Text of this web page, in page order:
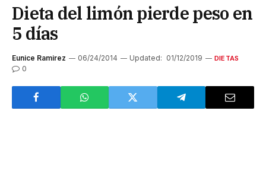
Dieta del limón pierde peso en
5 días
Eunice Ramirez 06/24/2014 Updated: 01/12/2019 DIETAS
0